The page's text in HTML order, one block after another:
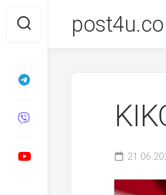
вмісту